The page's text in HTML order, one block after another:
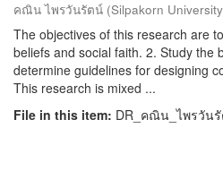
คณิน ไพรวันรัตน์ (Silpakorn University
The objectives of this research are
beliefs and social faith. 2. Study the
determine guidelines for designing
This research is mixed ...
File in this item: DR_คณิน_ไพรวัน